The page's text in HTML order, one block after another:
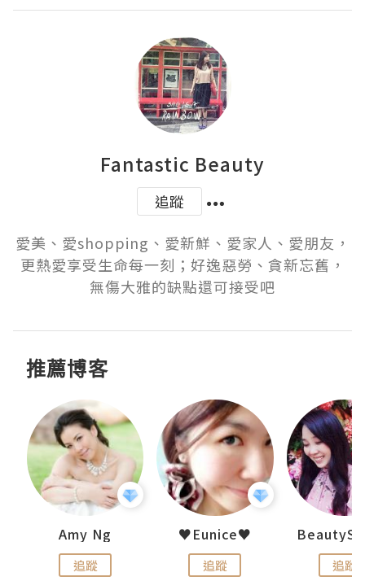
Fantastic Beauty
追蹤
愛美、愛shopping、愛新鮮、愛家人、愛朋友，
更熱愛享受生命每一刻；好逸惡勞、貪新忘舊，
無傷大雅的缺點還可接受吧
推薦博客
Amy Ng
追蹤
♥Eunice♥
追蹤 追蹤